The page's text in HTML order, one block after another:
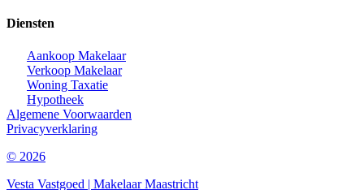
Diensten
Aankoop Makelaar
Verkoop Makelaar
Woning Taxatie
Hypotheek
Algemene Voorwaarden
Privacyverklaring
© 2026
Vesta Vastgoed | Makelaar Maastricht